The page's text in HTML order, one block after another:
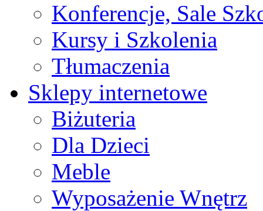
Konferencje, Sale
Kursy i Szkolenia
Tłumaczenia
Sklepy internetowe
Biżuteria
Dla Dzieci
Meble
Wyposażenie Wnętrz